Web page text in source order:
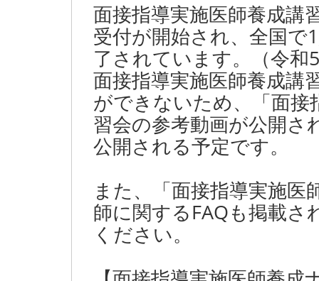
面接指導実施医師養成講
受付が開始され、全国で
了されています。（令和
面接指導実施医師養成講
ができないため、「面接
習会の参考動画が公開さ
公開される予定です。
また、「面接指導実施医
師に関するFAQも掲載
ください。